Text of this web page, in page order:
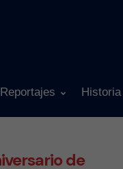
Reportajes Historia
de